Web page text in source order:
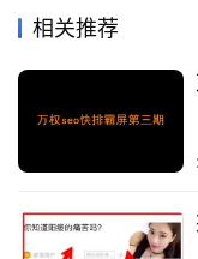
相关推荐